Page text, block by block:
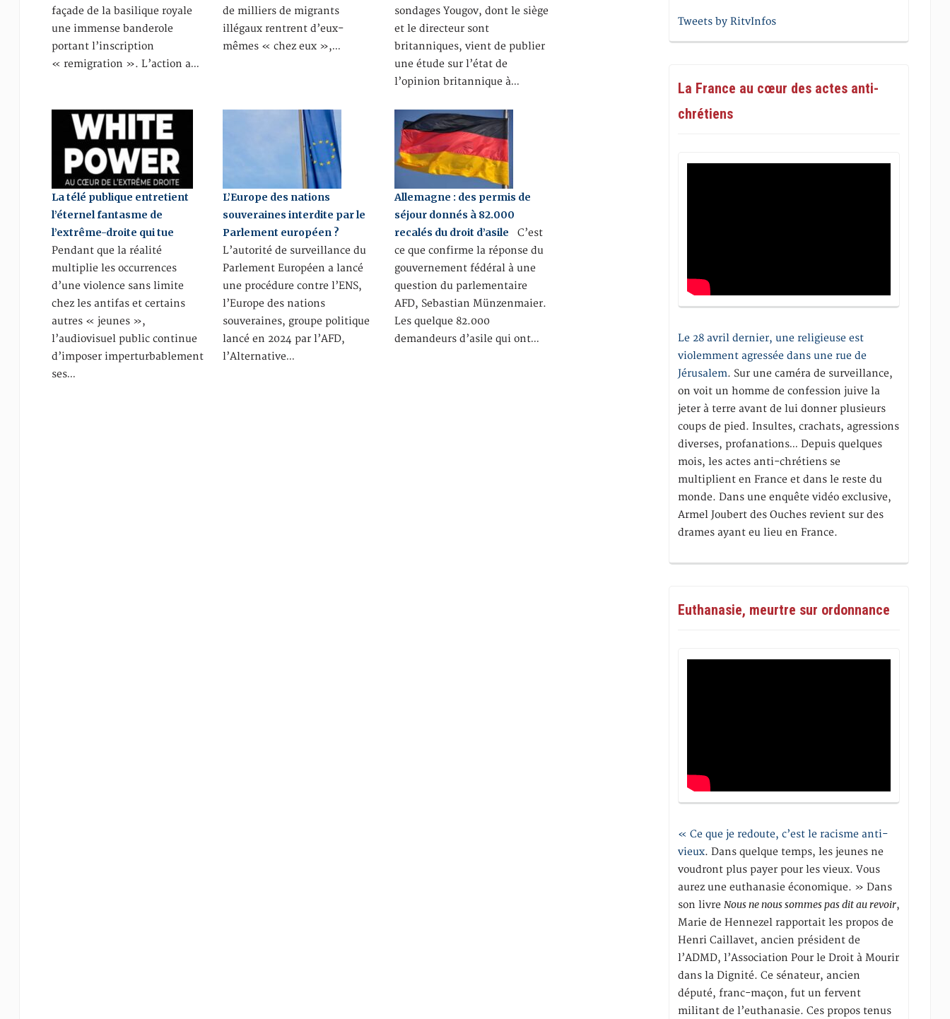
façade de la basilique royale
une immense banderole
portant l’inscription
« remigration ». L’action a…
de milliers de migrants
illégaux rentrent d’eux-
mêmes « chez eux »,…
sondages Yougov, dont le siège
et le directeur sont
britanniques, vient de publier
une étude sur l’état de
l’opinion britannique à…
La télé publique entretient
l’éternel fantasme de
l’extrême-droite qui tue
Pendant que la réalité
multiplie les occurrences
d’une violence sans limite
chez les antifas et certains
autres « jeunes »,
l’audiovisuel public continue
d’imposer imperturbablement
ses…
L’Europe des nations
souveraines interdite par le
Parlement européen ?
L’autorité de surveillance du
Parlement Européen a lancé
une procédure contre l’ENS,
l’Europe des nations
souveraines, groupe politique
lancé en 2024 par l’AFD,
l’Alternative…
Allemagne : des permis de
séjour donnés à 82.000
recalés du droit d’asile C’est
ce que confirme la réponse du
gouvernement fédéral à une
question du parlementaire
AFD, Sebastian Münzenmaier.
Les quelque 82.000
demandeurs d’asile qui ont…
Tweets by RitvInfos
La France au cœur des actes anti-
chrétiens
Le 28 avril dernier, une religieuse est
violemment agressée dans une rue de
Jérusalem. Sur une caméra de surveillance,
on voit un homme de confession juive la
jeter à terre avant de lui donner plusieurs
coups de pied. Insultes, crachats, agressions
diverses, profanations… Depuis quelques
mois, les actes anti-chrétiens se
multiplient en France et dans le reste du
monde. Dans une enquête vidéo exclusive,
Armel Joubert des Ouches revient sur des
drames ayant eu lieu en France.
Euthanasie, meurtre sur ordonnance
« Ce que je redoute, c’est le racisme anti-
vieux. Dans quelque temps, les jeunes ne
voudront plus payer pour les vieux. Vous
aurez une euthanasie économique. » Dans
son livreNous ne nous sommes pas dit au revoir,
Marie de Hennezel rapportait les propos de
Henri Caillavet, ancien président de
l’ADMD, l’Association Pour le Droit à Mourir
dans la Dignité. Ce sénateur, ancien
député, franc-maçon, fut un fervent
militant de l’euthanasie. Ces propos tenus